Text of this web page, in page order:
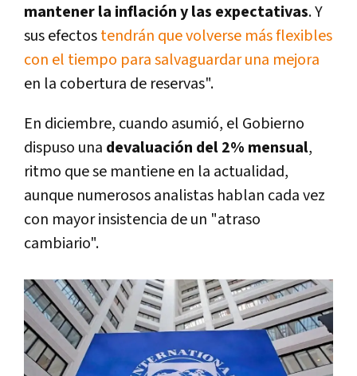
mantener la inflación y las expectativas. Y
sus efectostendrán que volverse más flexibles
con el tiempo para salvaguardar una mejora
en la cobertura de reservas".
En diciembre, cuando asumió, el Gobierno
dispuso una devaluación del 2% mensual,
ritmo que se mantiene en la actualidad,
aunque numerosos analistas hablan cada vez
con mayor insistencia de un "atraso
cambiario".